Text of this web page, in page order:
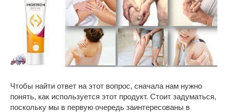
Чтобы найти ответ на этот вопрос, сначала нам нужно
понять, как используется этот продукт. Стоит задуматься,
поскольку мы в первую очередь заинтересованы в